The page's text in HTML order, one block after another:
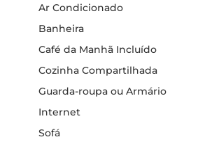
Ar Condicionado
Banheira
Café da Manhã Incluído
Cozinha Compartilhada
Guarda-roupa ou Armário
Internet
Sofá